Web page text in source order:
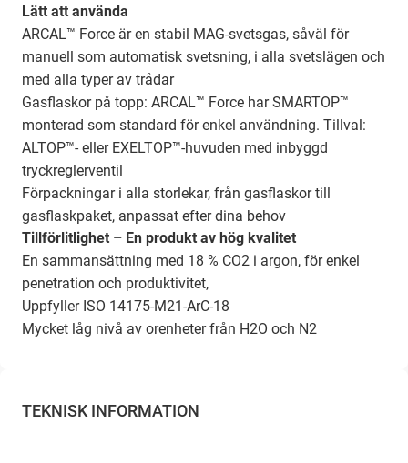
Lätt att använda
ARCAL™ Force är en stabil MAG-svetsgas, såväl för
manuell som automatisk svetsning, i alla svetslägen och
med alla typer av trådar
Gasflaskor på topp: ARCAL™ Force har SMARTOP™
monterad som standard för enkel användning. Tillval:
ALTOP™- eller EXELTOP™-huvuden med inbyggd
tryckreglerventil
Förpackningar i alla storlekar, från gasflaskor till
gasflaskpaket, anpassat efter dina behov
Tillförlitlighet – En produkt av hög kvalitet
En sammansättning med 18 % CO2 i argon, för enkel
penetration och produktivitet,
Uppfyller ISO 14175-M21-ArC-18
Mycket låg nivå av orenheter från H2O och N2
TEKNISK INFORMATION